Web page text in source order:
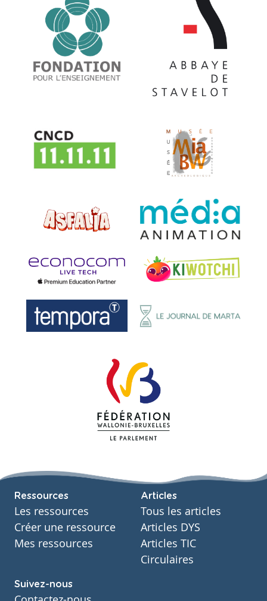
Ressources
Les ressources
Créer une ressource
Mes ressources
Articles
Tous les articles
Articles DYS
Articles TIC
Circulaires
Suivez-nous